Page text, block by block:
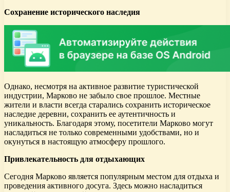
Сохранение исторического наследия
Однако, несмотря на активное развитие туристической
индустрии, Марково не забыло свое прошлое. Местные
жители и власти всегда старались сохранить историческое
наследие деревни, сохранить ее аутентичность и
уникальность. Благодаря этому, посетители Марково могут
насладиться не только современными удобствами, но и
окунуться в настоящую атмосферу прошлого.
Привлекательность для отдыхающих
Сегодня Марково является популярным местом для отдыха и
проведения активного досуга. Здесь можно насладиться